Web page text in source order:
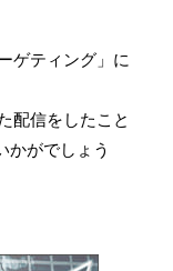
ゲティング」に
配信をしたこと
かがでしょう